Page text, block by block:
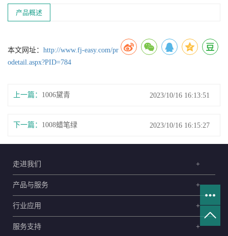
产品概述
本文网址： http://www.fj-easy.com/pr
odetail.aspx?PID=784
上一篇： 1006黛青 2023/10/16 16:13:51
下一篇： 1008蜡笔绿 2023/10/16 16:15:27
走进我们 +
产品与服务 +
行业应用 +
服务支持 +